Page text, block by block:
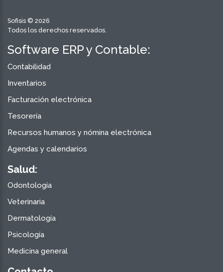
Sofisis © 2026
Todos los derechos reservados.
Software ERP y Contable:
Contabilidad
Inventarios
Facturación electrónica
Tesorería
Recursos humanos y nómina electrónica
Agendas y calendarios
Salud:
Odontología
Veterinaria
Dermatología
Psicología
Medicina general